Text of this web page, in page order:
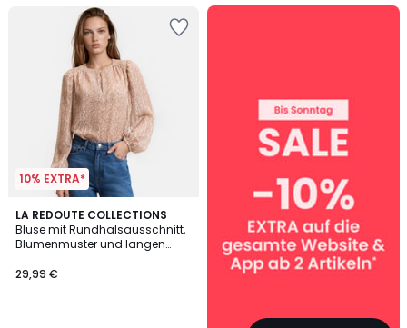
10% EXTRA*
LA REDOUTE COLLECTIONS
Bluse mit Rundhalsausschnitt,
Blumenmuster und langen
29,99 €
SALE
Artikeln*